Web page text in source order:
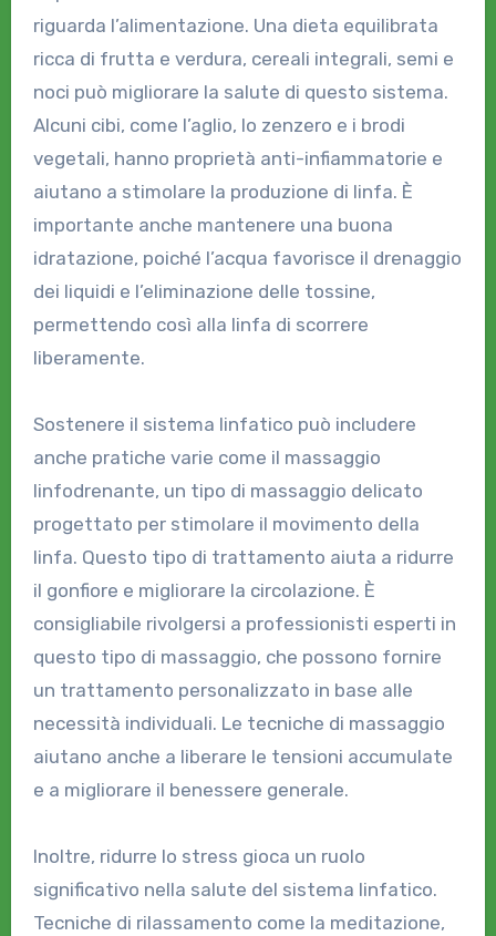
riguarda l’alimentazione. Una dieta equilibrata
ricca di frutta e verdura, cereali integrali, semi e
noci può migliorare la salute di questo sistema.
Alcuni cibi, come l’aglio, lo zenzero e i brodi
vegetali, hanno proprietà anti-infiammatorie e
aiutano a stimolare la produzione di linfa. È
importante anche mantenere una buona
idratazione, poiché l’acqua favorisce il drenaggio
dei liquidi e l’eliminazione delle tossine,
permettendo così alla linfa di scorrere
liberamente.
Sostenere il sistema linfatico può includere
anche pratiche varie come il massaggio
linfodrenante, un tipo di massaggio delicato
progettato per stimolare il movimento della
linfa. Questo tipo di trattamento aiuta a ridurre
il gonfiore e migliorare la circolazione. È
consigliabile rivolgersi a professionisti esperti in
questo tipo di massaggio, che possono fornire
un trattamento personalizzato in base alle
necessità individuali. Le tecniche di massaggio
aiutano anche a liberare le tensioni accumulate
e a migliorare il benessere generale.
Inoltre, ridurre lo stress gioca un ruolo
significativo nella salute del sistema linfatico.
Tecniche di rilassamento come la meditazione,